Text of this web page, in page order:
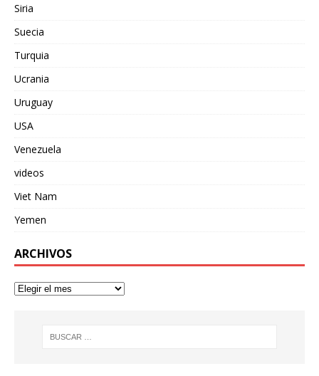
Siria
Suecia
Turquia
Ucrania
Uruguay
USA
Venezuela
videos
Viet Nam
Yemen
ARCHIVOS